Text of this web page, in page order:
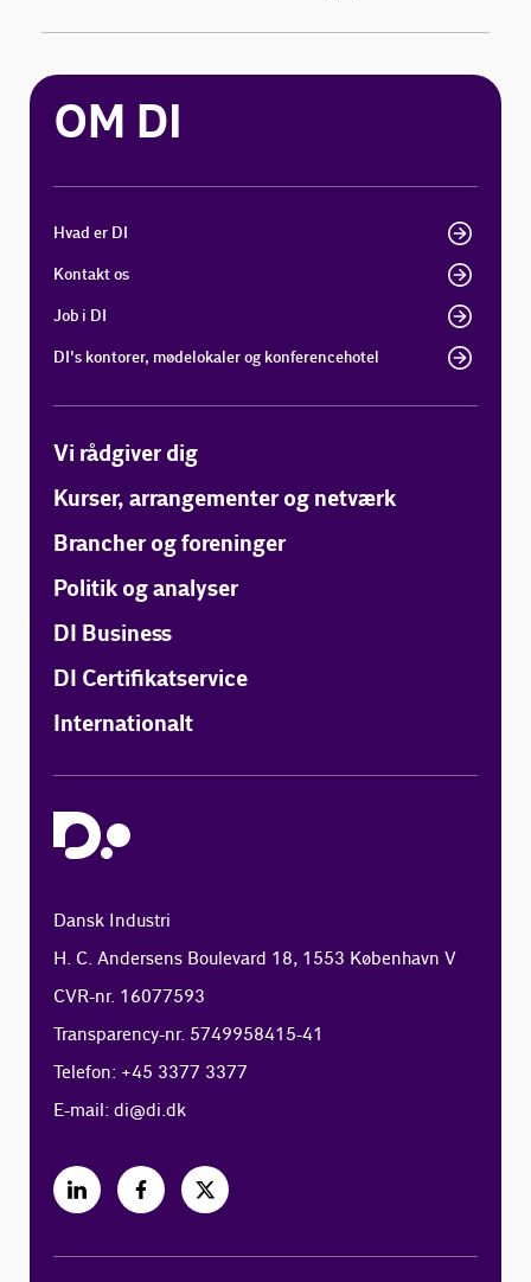
OM DI
Hvad er DI
Kontakt os
Job i DI
DI's kontorer, mødelokaler og konferencehotel
Vi rådgiver dig
Kurser, arrangementer og netværk
Brancher og foreninger
Politik og analyser
DI Business
DI Certifikatservice
Internationalt
Dansk Industri
H. C. Andersens Boulevard 18, 1553 København V
CVR-nr. 16077593
Transparency-nr. 5749958415-41
Telefon: +45 3377 3377
E-mail:di@di.dk